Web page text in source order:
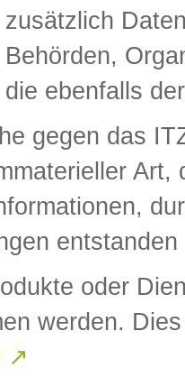
zusätzlich
Behörden,
die ebenfalls
gegen das
oder
werden.
↗